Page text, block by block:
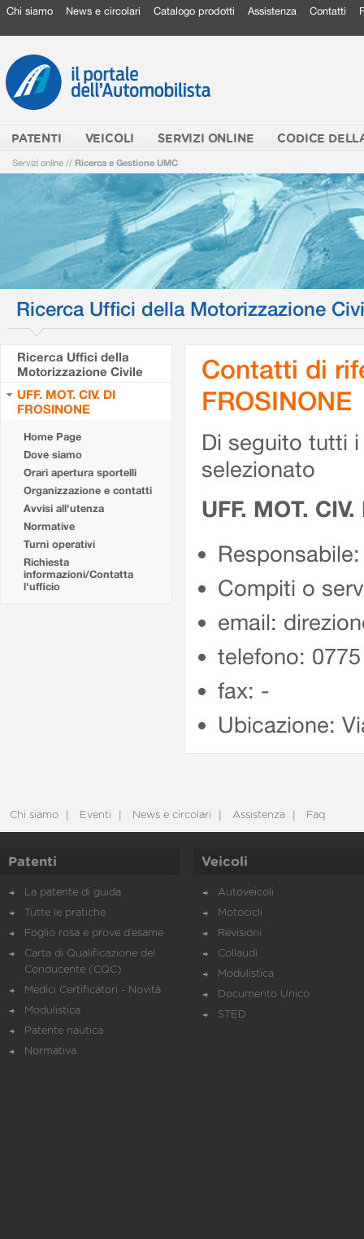
Chi siamo News e circolari Catalogo prodotti Assistenza Contatti
PATENTI VEICOLI SERVIZI ONLINE CODICE
Servizi online // Ricerca e Gestione UMC
Ricerca Uffici della Motorizzazione
Ricerca Uffici della
Motorizzazione Civile
UFF. MOT. CIV. DI
FROSINONE
Home Page
Dove siamo
Orari apertura sportelli
Organizzazione e contatti
Avvisi all'utenza
Normative
Turni operativi
Richiesta
informazioni/Contatta
l'ufficio
Contatti di
FROSINONE
Di seguito tutti
selezionato
UFF. MOT.
Compiti o
email:
telefono:
fax: -
Ubicazione:
Chi siamo Eventi News e circolari Assistenza Faq
Patenti
La patente di guida
Tutte le pratiche
Foglio rosa e prove d’esame
Carta di Qualificazione del
Conducente (CQC)
Medici Certificatori - Novità
Modulistica
Patente nautica
Normativa
Veicoli
Autoveicoli
Motocicli
Revisioni
Collaudi
Modulistica
Documento Unico
STED